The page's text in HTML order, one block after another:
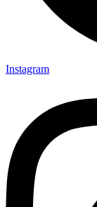
Instagram